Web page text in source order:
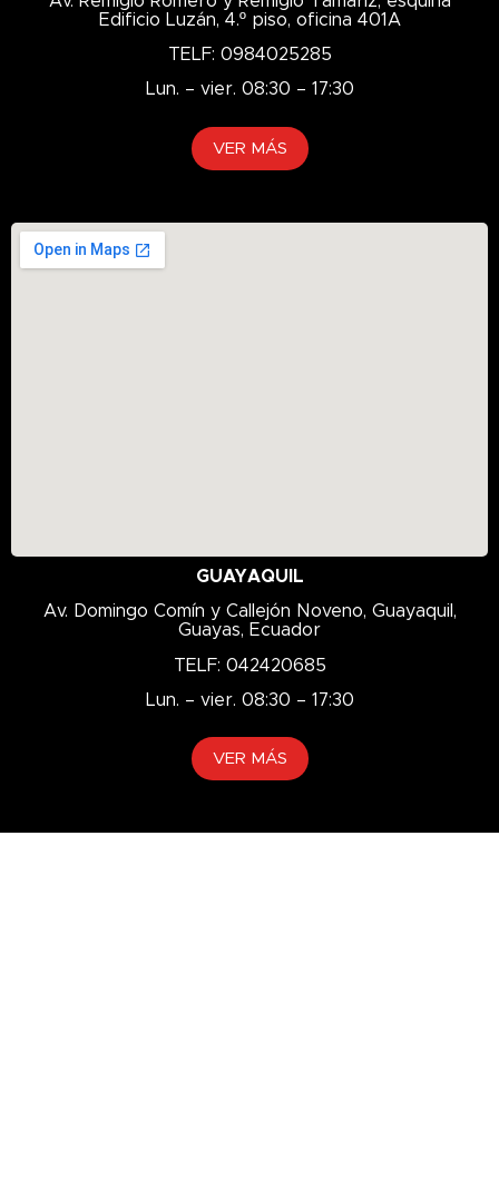
Edificio Luzán, 4.º piso, oficina 401A
TELF: 0984025285
Lun. – vier. 08:30 – 17:30
VER MÁS
GUAYAQUIL
Av. Domingo Comín y Callejón Noveno, Guayaquil,
Guayas, Ecuador
TELF: 042420685
Lun. – vier. 08:30 – 17:30
VER MÁS